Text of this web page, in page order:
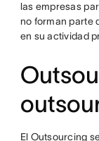
las empresas
no forman parte
en su actividad
El Outsourcing